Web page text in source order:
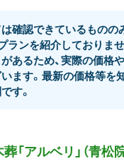
確認できているものの
ランを紹介しておりませ
あるため、実際の価格
ます。最新の価格等を
す。
「アルベリ」（青松